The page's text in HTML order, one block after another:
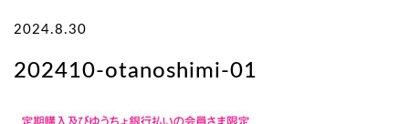
2024.8.30
202410-otanoshimi-01